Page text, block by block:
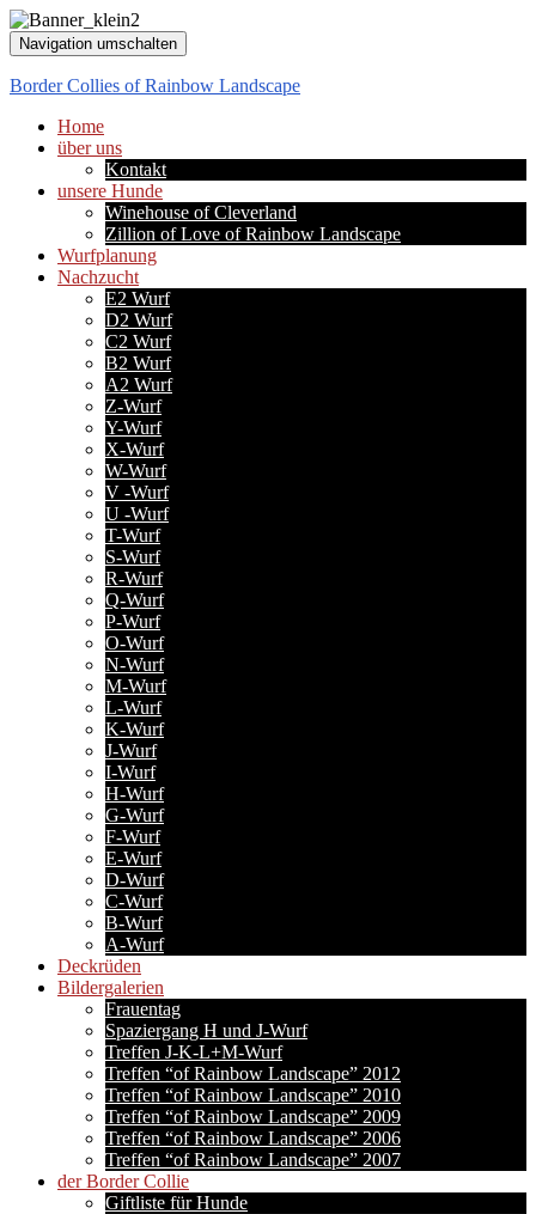
Navigation umschalten
Border Collies of Rainbow Landscape
Home
über uns
Kontakt
unsere Hunde
Winehouse of Cleverland
Zillion of Love of Rainbow Landscape
Wurfplanung
Nachzucht
E2 Wurf
D2 Wurf
C2 Wurf
B2 Wurf
A2 Wurf
Z-Wurf
Y-Wurf
X-Wurf
W-Wurf
V -Wurf
U -Wurf
T-Wurf
S-Wurf
R-Wurf
Q-Wurf
P-Wurf
O-Wurf
N-Wurf
M-Wurf
L-Wurf
K-Wurf
J-Wurf
I-Wurf
H-Wurf
G-Wurf
F-Wurf
E-Wurf
D-Wurf
C-Wurf
B-Wurf
A-Wurf
Deckrüden
Bildergalerien
Frauentag
Spaziergang H und J-Wurf
Treffen J-K-L+M-Wurf
Treffen “of Rainbow Landscape” 2012
Treffen “of Rainbow Landscape” 2010
Treffen “of Rainbow Landscape” 2009
Treffen “of Rainbow Landscape” 2006
Treffen “of Rainbow Landscape” 2007
der Border Collie
Giftliste für Hunde